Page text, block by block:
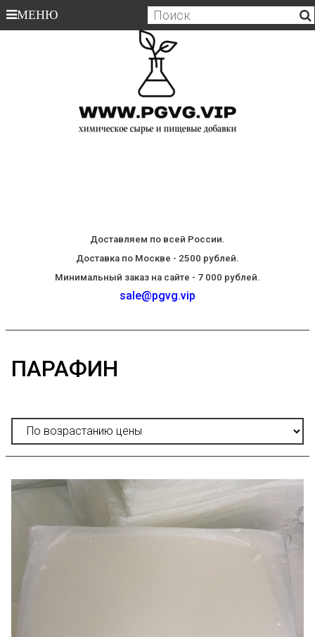
МЕНЮ
Доставляем по всей России.
Доставка по Москве - 2500 рублей.
Минимальный заказ на сайте - 7 000 рублей.
sale@pgvg.vip
ПАРАФИН